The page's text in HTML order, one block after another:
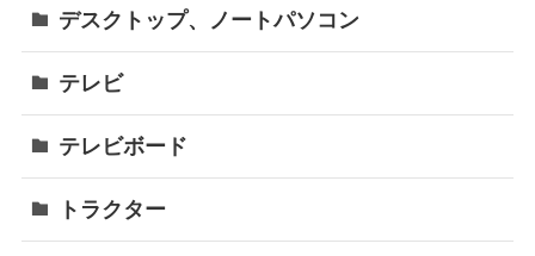
デスクトップ、ノートパソコン
テレビ
テレビボード
トラクター